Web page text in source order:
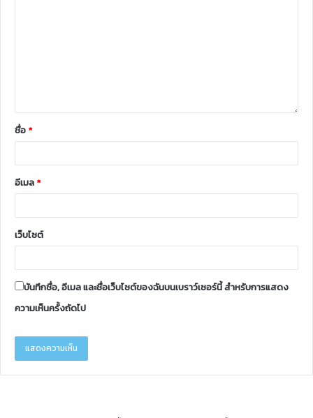
ชื่อ *
อีเมล *
เว็บไซต์
บันทึกชื่อ, อีเมล และชื่อเว็บไซต์ของฉันบนเบราว์เซอร์นี้ สำหรับการแสดง
ความเห็นครั้งถัดไป